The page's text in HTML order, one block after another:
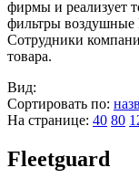
фирмы и реализует
фильтры воздушные
Сотрудники
товара.
Вид:
Сортировать по:
На странице: 40 80
Fleetguard